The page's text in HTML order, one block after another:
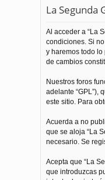
La Segunda
Al acceder a “La
condiciones. Si
y haremos todo
de cambios
Nuestros foros
adelante “GPL”),
este sitio. Para
Acuerda a no
que se aloja “La
necesario. Se
Acepta que “La
que introduzcas